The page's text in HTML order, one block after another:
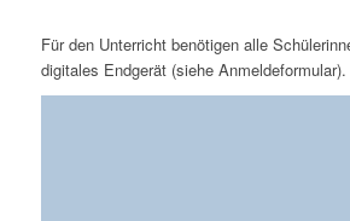
Für den Unterricht benötigen alle
digitales Endgerät (siehe Anmeldeformular).